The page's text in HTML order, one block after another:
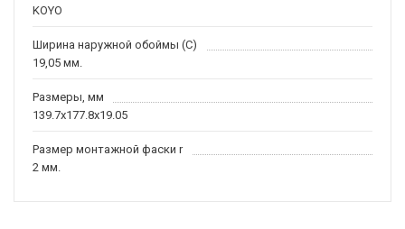
KOYO
Ширина наружной обоймы (C)
19,05 мм.
Размеры, мм
139.7x177.8x19.05
Размер монтажной фаски r
2 мм.